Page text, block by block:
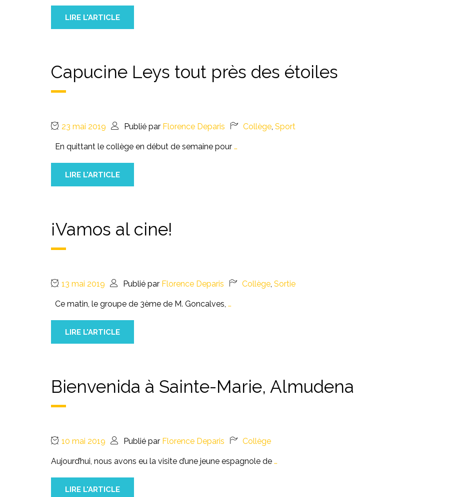
LIRE L'ARTICLE
Capucine Leys tout près des étoiles
23 mai 2019 Publié par Florence Deparis Collège, Sport
En quittant le collège en début de semaine pour …
LIRE L'ARTICLE
¡Vamos al cine!
13 mai 2019 Publié par Florence Deparis Collège, Sortie
Ce matin, le groupe de 3ème de M. Goncalves, …
LIRE L'ARTICLE
Bienvenida à Sainte-Marie, Almudena
10 mai 2019 Publié par Florence Deparis Collège
Aujourd’hui, nous avons eu la visite d’une jeune espagnole de …
LIRE L'ARTICLE